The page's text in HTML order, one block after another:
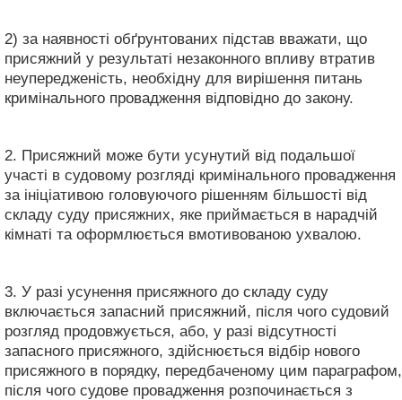
2) за наявності обґрунтованих підстав вважати, що
присяжний у результаті незаконного впливу втратив
неупередженість, необхідну для вирішення питань
кримінального провадження відповідно до закону.
2. Присяжний може бути усунутий від подальшої
участі в судовому розгляді кримінального провадження
за ініціативою головуючого рішенням більшості від
складу суду присяжних, яке приймається в нарадчій
кімнаті та оформлюється вмотивованою ухвалою.
3. У разі усунення присяжного до складу суду
включається запасний присяжний, після чого судовий
розгляд продовжується, або, у разі відсутності
запасного присяжного, здійснюється відбір нового
присяжного в порядку, передбаченому цим параграфом,
після чого судове провадження розпочинається з